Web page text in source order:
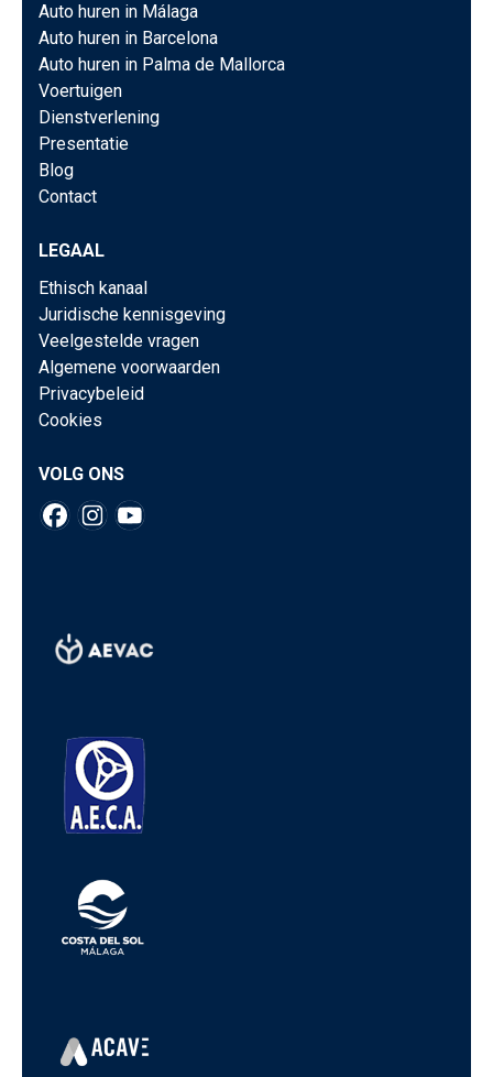
Auto huren in Málaga
Auto huren in Barcelona
Auto huren in Palma de Mallorca
Voertuigen
Dienstverlening
Presentatie
Blog
Contact
LEGAAL
Ethisch kanaal
Juridische kennisgeving
Veelgestelde vragen
Algemene voorwaarden
Privacybeleid
Cookies
VOLG ONS